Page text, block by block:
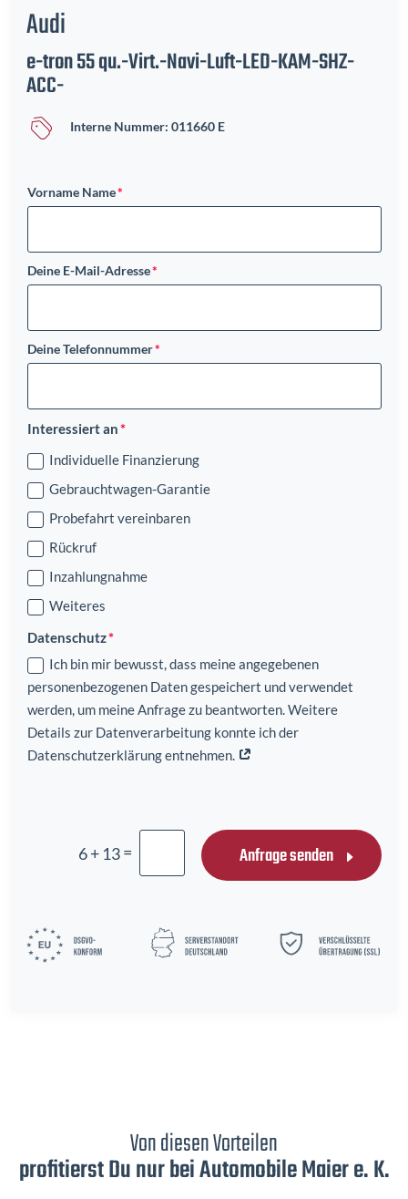
Audi
e-tron 55 qu.-Virt.-Navi-Luft-LED-KAM-SHZ-
ACC-
Interne Nummer: 011660 E
Vorname Name
Deine E-Mail-Adresse
Deine Telefonnummer
Interessiert an
Individuelle Finanzierung
Gebrauchtwagen-Garantie
Probefahrt vereinbaren
Rückruf
Inzahlungnahme
Weiteres
Datenschutz
Ich bin mir bewusst, dass meine angegebenen
personenbezogenen Daten gespeichert und verwendet
werden, um meine Anfrage zu beantworten. Weitere
Details zur Datenverarbeitung konnte ich der
Datenschutzerklärung entnehmen.
6 + 13= Anfrage senden
Von diesen Vorteilen
profitierst Du nur bei Automobile Maier e. K.